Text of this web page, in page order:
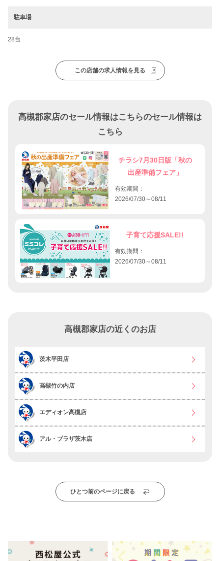
駐車場
28台
この店舗の求人情報を見る
高槻郡家店のセール情報はこちらのセール情報は
こちら
チラシ7月30日版「秋の
出産準備フェア」
有効期間：
2026/07/30～08/11
子育て応援SALE!!
有効期間：
2026/07/30～08/11
高槻郡家店の近くのお店
茨木平田店
高槻竹の内店
エディオン高槻店
アル・プラザ茨木店
ひとつ前のページに戻る